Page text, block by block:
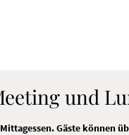
und
Gäste können